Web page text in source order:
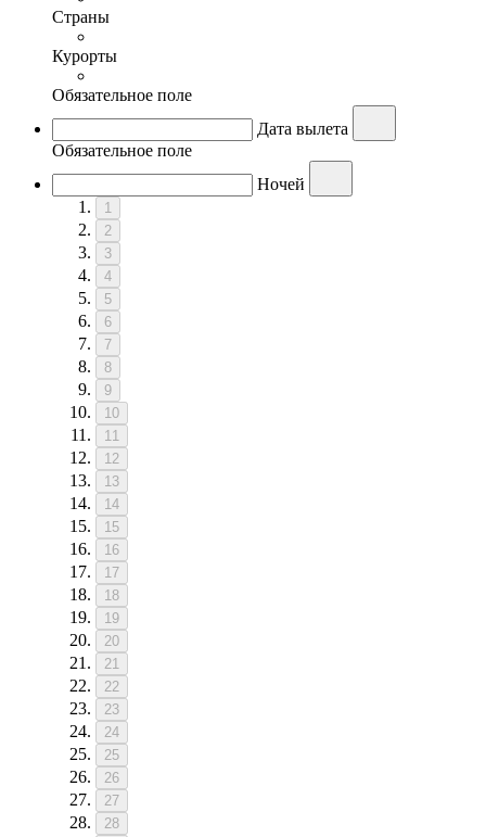
Страны
Курорты
Обязательное поле
Дата вылета
Обязательное поле
Ночей
1
2
3
4
5
6
7
8
9
10
11
12
13
14
15
16
17
18
19
20
21
22
23
24
25
26
27
28